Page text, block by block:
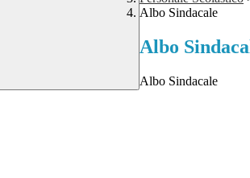
Albo Sindacale
Albo
Albo Sindacale